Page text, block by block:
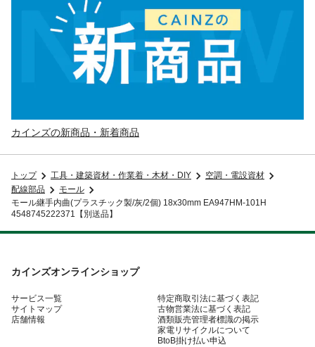
カインズの新商品・新着商品
トップ 工具・建築資材・作業着・木材・DIY
空調・電設資材
配線部品
モール
モール継手内曲(プラスチック製/灰/2個) 18x30mm EA947HM-101H
4548745222371【別送品】
カインズオンラインショップ
サービス一覧
サイトマップ
店舗情報
特定商取引法に基づく表記
古物営業法に基づく表記
酒類販売管理者標識の掲示
家電リサイクルについて
BtoB掛け払い申込